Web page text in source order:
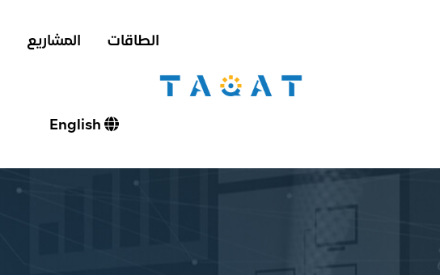
الطاقات المشاريع
English